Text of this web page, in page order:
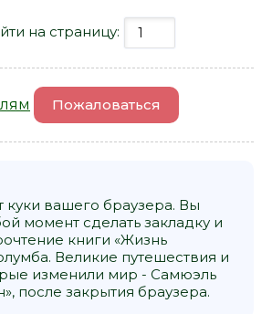
на страницу:
Пожаловаться
куки вашего браузера. Вы
момент сделать закладку и
книги «Жизнь
Великие путешествия и
изменили мир - Самюэль
после закрытия браузера.